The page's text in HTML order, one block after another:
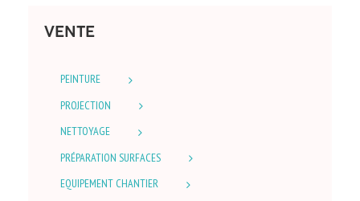
VENTE
PEINTURE
PROJECTION
NETTOYAGE
PRÉPARATION SURFACES
EQUIPEMENT CHANTIER